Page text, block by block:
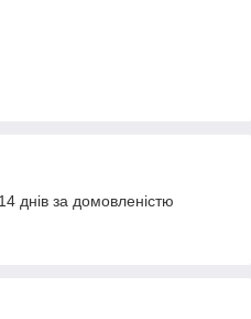
днів за домовленістю